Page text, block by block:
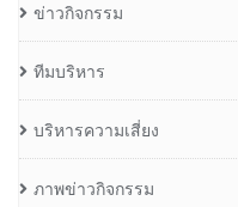
ข่าวกิจกรรม
ทีมบริหาร
บริหารความเสี่ยง
ภาพข่าวกิจกรรม